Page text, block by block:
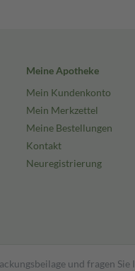
Meine Apotheke
Mein Kundenkonto
Mein Merkzettel
Meine Bestellungen
Kontakt
Neuregistrierung
und fragen